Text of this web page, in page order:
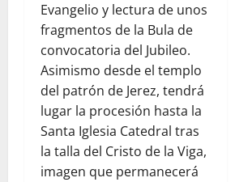
Evangelio y lectura de unos
fragmentos de la Bula de
convocatoria del Jubileo.
Asimismo desde el templo
del patrón de Jerez, tendrá
lugar la procesión hasta la
Santa Iglesia Catedral tras
la talla del Cristo de la Viga,
imagen que permanecerá